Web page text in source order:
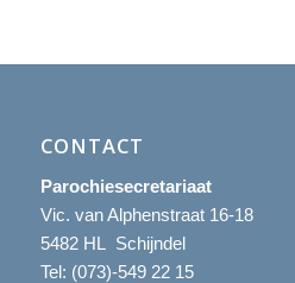
CONTACT
Parochiesecretariaat
Vic. van Alphenstraat 16-18
5482 HL Schijndel
Tel: (073)-549 22 15